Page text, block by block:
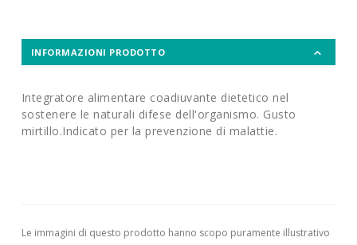
INFORMAZIONI PRODOTTO
Integratore alimentare coadiuvante dietetico nel
sostenere le naturali difese dell'organismo. Gusto
mirtillo.Indicato per la prevenzione di malattie.
Le immagini di questo prodotto hanno scopo puramente illustrativo